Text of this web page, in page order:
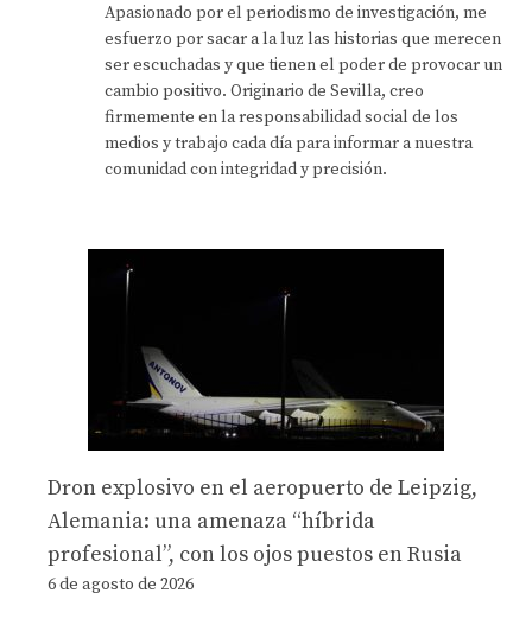
Apasionado por el periodismo de investigación, me
esfuerzo por sacar a la luz las historias que merecen
ser escuchadas y que tienen el poder de provocar un
cambio positivo. Originario de Sevilla, creo
firmemente en la responsabilidad social de los
medios y trabajo cada día para informar a nuestra
comunidad con integridad y precisión.
Dron explosivo en el aeropuerto de Leipzig,
Alemania: una amenaza “híbrida
profesional”, con los ojos puestos en Rusia
6 de agosto de 2026